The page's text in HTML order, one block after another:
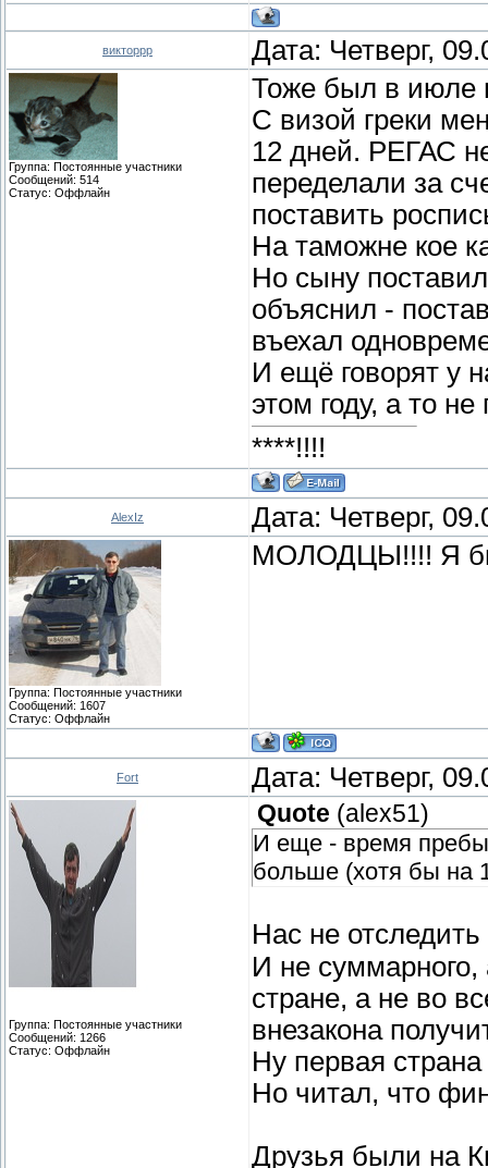
викторрр Дата: Четверг,
Группа: Постоянные участники
Сообщений: 514
Статус: Оффлайн
Тоже был в июле
С визой греки
12 дней. РЕГАС
переделали за
поставить
На таможне кое
Но сыну
объяснил -
въехал
И ещё говорят у
этом году, а то
****!!!!
AlexIz Дата: Четверг,
Группа: Постоянные участники
Сообщений: 1607
Статус: Оффлайн
МОЛОДЦЫ!!!! Я
Fort Дата: Четверг,
Группа: Постоянные участники
Сообщений: 1266
Статус: Оффлайн
Quote (alex51)
И еще - время
больше (хотя бы на
Нас не отследить
И не
стране, а не во
внезакона
Ну первая
Но читал, что
Друзья были на